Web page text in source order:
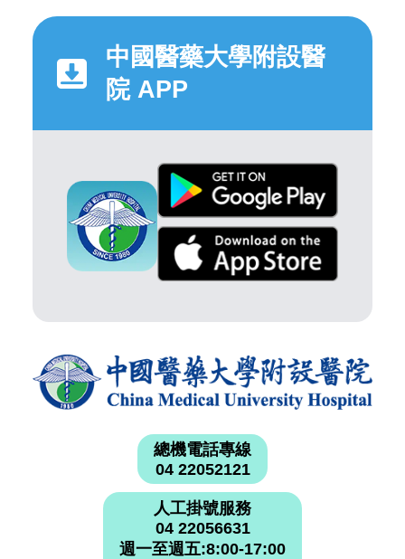
中國醫藥大學附設醫
院 APP
總機電話專線
04 22052121
人工掛號服務
04 22056631
週一至週五:8:00-17:00